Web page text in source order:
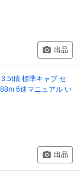
出品
積 標準キャブ セ
6速マニュアル い
出品